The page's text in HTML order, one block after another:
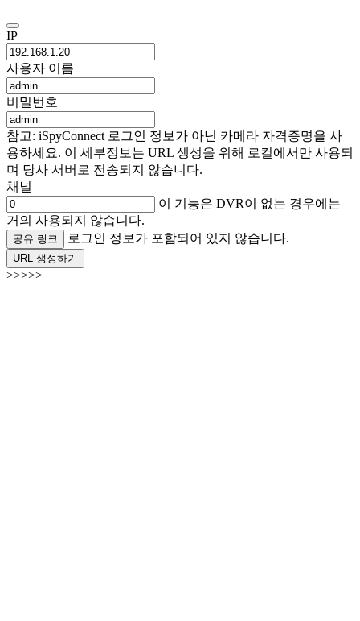
IP
사용자 이름
비밀번호
참고: iSpyConnect 로그인 정보가 아닌 카메라 자격증명을 사
용하세요. 이 세부정보는 URL 생성을 위해 로컬에서만 사용되
며 당사 서버로 전송되지 않습니다.
채널
이 기능은 DVR이 없는 경우에는
거의 사용되지 않습니다.
공유 링크 로그인 정보가 포함되어 있지 않습니다.
URL 생성하기
>>>>>